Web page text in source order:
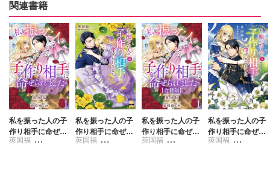
関連書籍
私を振った人の子
作り相手に命ぜら
れました
莢国福
私を振った人の子
作り相手に命ぜら
れました【単行本
莢国福
私を振った人の子
作り相手に命ぜら
れました【合冊
莢国福
私を振った人の子
作り相手に命ぜら
れました【単行本
莢国福